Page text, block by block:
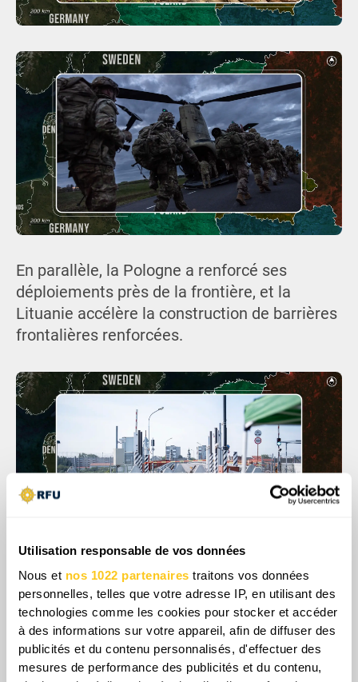
Utilisation responsable de vos données
Nous et nos 1022 partenaires traitons vos données
personnelles, telles que votre adresse IP, en utilisant des
technologies comme les cookies pour stocker et accéder
à des informations sur votre appareil, afin de diffuser des
publicités et du contenu personnalisés, d'effectuer des
mesures de performance des publicités et du contenu,
En parallèle, la Pologne a renforcé ses
déploiements près de la frontière, et la
Lituanie accélère la construction de barrières
frontalières renforcées.
Si l’OTAN devait effectivement affronter
Kaliningrad militairement, la première étape
serait probablement une offensive
coordonnée de guerre électronique et
cybernétique, destinée à aveugler les